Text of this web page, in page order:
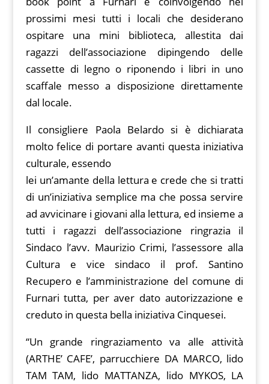
prossimi mesi tutti i locali che desiderano
ospitare una mini biblioteca, allestita dai
ragazzi dell’associazione dipingendo delle
cassette di legno o riponendo i libri in uno
scaffale messo a disposizione direttamente
dal locale.
Il consigliere Paola Belardo si è dichiarata
molto felice di portare avanti questa iniziativa
culturale, essendo
lei un’amante della lettura e crede che si tratti
di un’iniziativa semplice ma che possa servire
ad avvicinare i giovani alla lettura, ed insieme a
tutti i ragazzi dell’associazione ringrazia il
Sindaco l’avv. Maurizio Crimi, l’assessore alla
Cultura e vice sindaco il prof. Santino
Recupero e l’amministrazione del comune di
Furnari tutta, per aver dato autorizzazione e
creduto in questa bella iniziativa Cinquesei.
“Un grande ringraziamento va alle attività
(ARTHE’ CAFE’, parrucchiere DA MARCO, lido
TAM TAM, lido MATTANZA, lido MYKOS, LA